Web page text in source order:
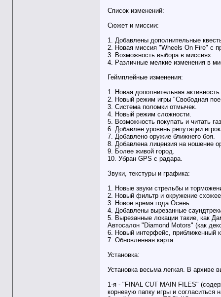
Список изменений:
Сюжет и миссии:
1. Добавлены дополнительные
2. Новая миссия "Wheels On Fire" с
3. Возможность выбора в миссиях.
4. Различные мелкие изменения в
Геймплейные изменения:
1. Новая дополнительная
2. Новый режим игры "Свободная
3. Система поломки отмычек.
4. Новый режим сложности.
5. Возможность покупать и читать
6. Добавлен уровень репутации
7. Добавлено оружие ближнего боя.
8. Добавлена лицензия на ношение
9. Более живой город.
10. Убран GPS с радара.
Звуки, текстуры и графика:
1. Новые звуки стрельбы и
2. Новый фильтр и окружение
3. Новое время года Осень.
4. Добавлены вырезанные
5. Вырезанные локации такие, как
Автосалон "Diamond Motors" (как
6. Новый интерфейс, приближенный
7. Обновленная карта.
Установка:
Установка весьма легкая. В архиве
1-я - "FINAL CUT MAIN FILES"
корневую папку игры и